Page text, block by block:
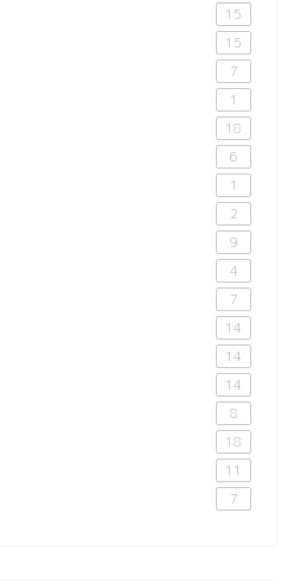
15
15
7
1
18
6
1
2
9
4
7
14
14
14
8
18
11
7